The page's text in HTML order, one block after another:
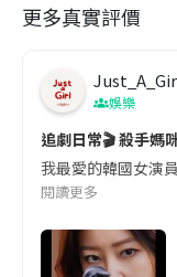
更多真實評價
娛樂
追劇日常🎬 殺手
我最愛的韓國女演
閱讀更多